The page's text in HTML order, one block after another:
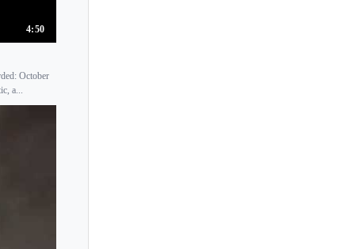
4:50
October
a...